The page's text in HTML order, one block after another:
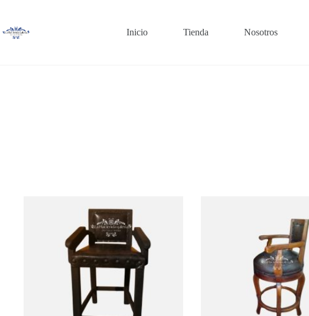
contenido
Inicio Tienda Nosotros